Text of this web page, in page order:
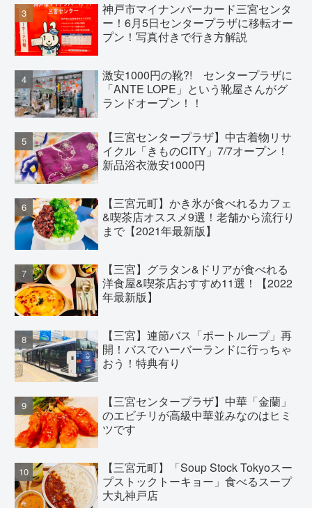
神戸市マイナンバーカード三宮センタ
ー！6月5日センタープラザに移転オー
プン！写真付きで行き方解説
激安1000円の靴?! センタープラザに
「ANTE LOPE」という靴屋さんがグ
ランドオープン！！
【三宮センタープラザ】中古着物リサ
イクル「きものCITY」7/7オープン！
新品浴衣激安1000円
【三宮元町】かき氷が食べれるカフェ
&喫茶店オススメ9選！老舗から流行り
まで【2021年最新版】
【三宮】グラタン&ドリアが食べれる
洋食屋&喫茶店おすすめ11選！【2022
年最新版】
【三宮】連節バス「ポートループ」再
開！バスでハーバーランドに行っちゃ
おう！特典有り
【三宮センタープラザ】中華「金蘭」
のエビチリが高級中華並みなのはヒミ
ツです
【三宮元町】「Soup Stock Tokyoスー
プストックトーキョー」食べるスープ
大丸神戸店